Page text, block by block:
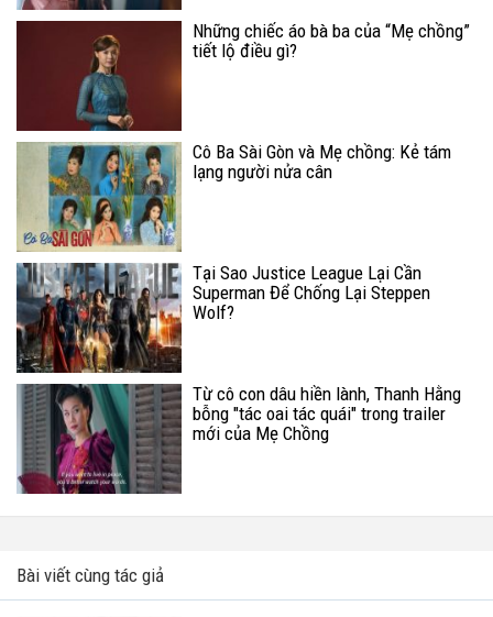
Những chiếc áo bà ba của “Mẹ chồng”
tiết lộ điều gì?
Cô Ba Sài Gòn và Mẹ chồng: Kẻ tám
lạng người nửa cân
Tại Sao Justice League Lại Cần
Superman Để Chống Lại Steppen
Wolf?
Từ cô con dâu hiền lành, Thanh Hằng
bỗng "tác oai tác quái" trong trailer
mới của Mẹ Chồng
Bài viết cùng tác giả